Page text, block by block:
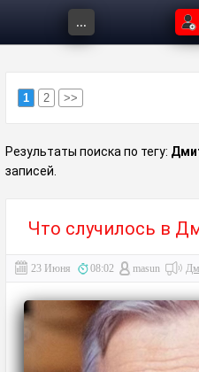
...
1 2 >>
Результаты поиска по тегу:
записей.
Что случилось в
23 Июня 08:02 masun